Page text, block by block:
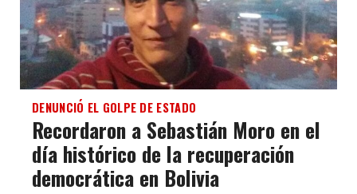
DENUNCIÓ EL GOLPE DE ESTADO
Recordaron a Sebastián Moro en el
día histórico de la recuperación
democrática en Bolivia